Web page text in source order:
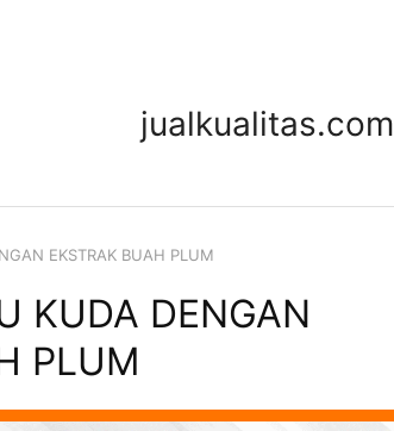
jualkualitas.com
EKSTRAK BUAH PLUM
KUDA DENGAN
PLUM